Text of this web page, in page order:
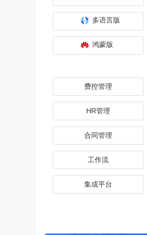
多语言版
鸿蒙版
费控管理
HR管理
合同管理
工作流
集成平台